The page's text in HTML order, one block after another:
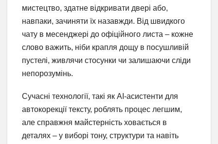
мистецтво, здатне відкривати двері або,
навпаки, зачиняти їх назавжди. Від швидкого
чату в месенджері до офіційного листа – кожне
слово важить, ніби крапля дощу в посушливій
пустелі, живлячи стосунки чи залишаючи сліди
непорозумінь.
Сучасні технології, такі як AI-асистенти для
автокорекції тексту, роблять процес легшим,
але справжня майстерність ховається в
деталях – у виборі тону, структури та навіть